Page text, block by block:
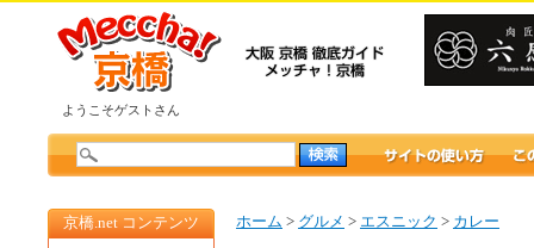
ようこそゲストさん
京橋.net コンテンツ ホーム > グルメ > エスニック > カレー